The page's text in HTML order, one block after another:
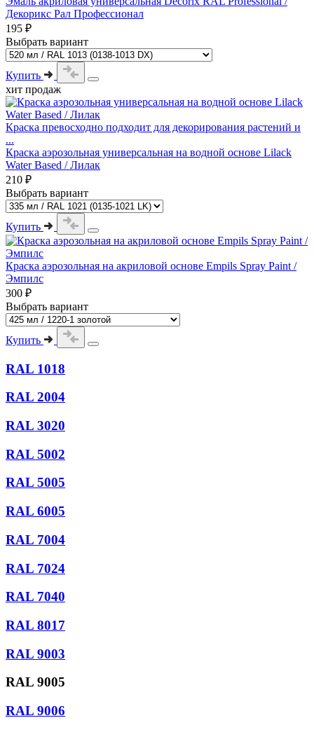
Декорикс Рал Профессионал
195 ₽
Выбрать вариант
Купить
хит продаж
Краска превосходно подходит для декорирования растений и
...
Краска аэрозольная универсальная на водной основе Lilack
Water Based / Лилак
210 ₽
Выбрать вариант
Купить
Краска аэрозольная на акриловой основе Empils Spray Paint /
Эмпилс
300 ₽
Выбрать вариант
Купить
RAL 1018
RAL 2004
RAL 3020
RAL 5002
RAL 5005
RAL 6005
RAL 7004
RAL 7024
RAL 7040
RAL 8017
RAL 9003
RAL 9005
RAL 9006